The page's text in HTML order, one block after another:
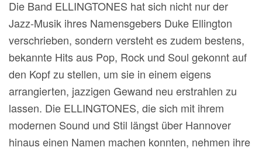
Die Band ELLINGTONES hat sich nicht nur der
Jazz-Musik ihres Namensgebers Duke Ellington
verschrieben, sondern versteht es zudem bestens,
bekannte Hits aus Pop, Rock und Soul gekonnt auf
den Kopf zu stellen, um sie in einem eigens
arrangierten, jazzigen Gewand neu erstrahlen zu
lassen. Die ELLINGTONES, die sich mit ihrem
modernen Sound und Stil längst über Hannover
hinaus einen Namen machen konnten, nehmen ihre